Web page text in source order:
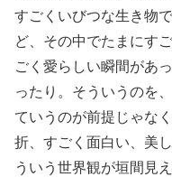
すごくいびつな生き物
ど、その中でたまにす
ごく愛らしい瞬間があ
ったり。そういうのを
ていうのが前提じゃな
折、すごく面白い、美
ういう世界観が垣間見